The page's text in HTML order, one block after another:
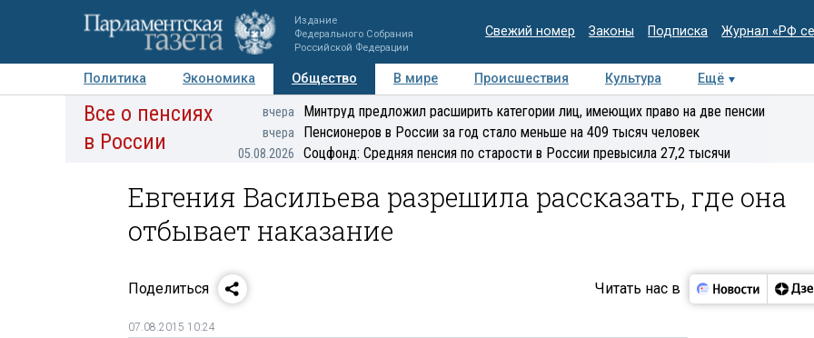
Издание
Федерального Собрания
Российской Федерации
Свежий номер Законы Подписка Журнал «РФ
Политика Экономика Общество В мире Происшествия Культура
Ещё
Авторы Персоны Мнения Регионы Медиацентр Интервью Колумнисты
Все о пенсиях
в России
вчера Минтруд предложил расширить категории лиц, имеющих право на две пенсии
вчера Пенсионеров в России за год стало меньше на 409 тысяч человек
05.08.2026 Соцфонд: Средняя пенсия по старости в России превысила 27,2 тысячи
Евгения Васильева разрешила рассказать, где она
отбывает наказание
Поделиться Читать нас в
07.08.2015 10:24